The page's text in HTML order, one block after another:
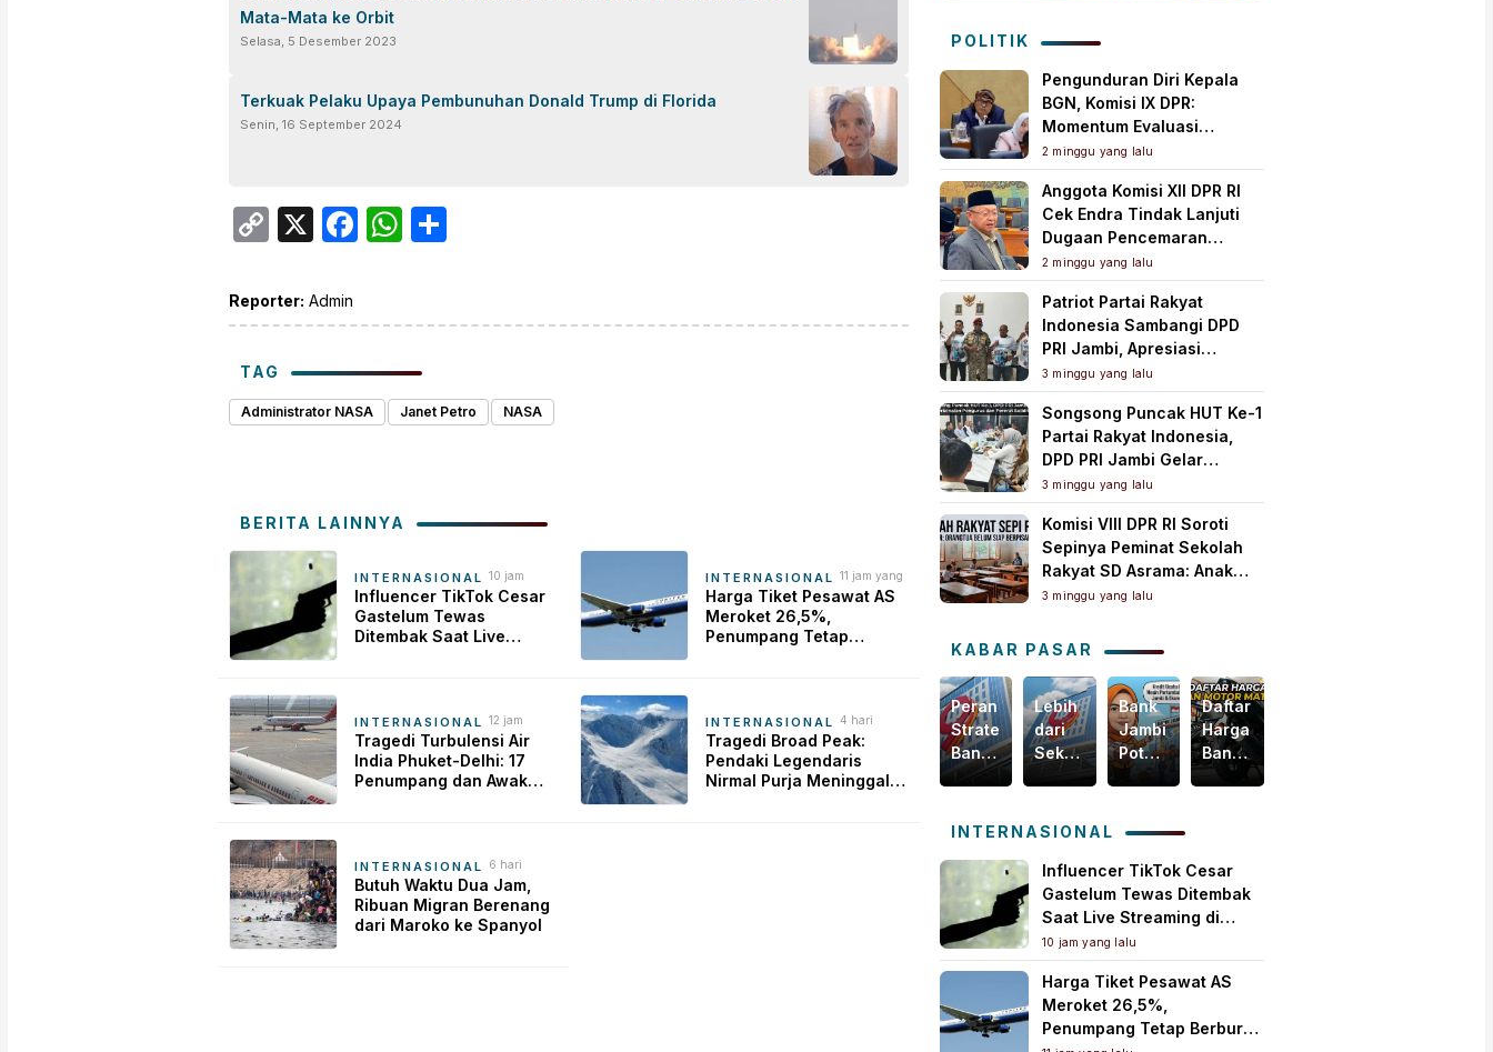
Mata-Mata ke Orbit
Selasa, 5 Desember 2023
Terkuak Pelaku Upaya Pembunuhan Donald Trump di Florida
Senin, 16 September 2024
Copy
X Facebook
WhatsApp
Reporter: Admin
TAG
Administrator NASA Janet Petro NASA
BERITA LAINNYA
INTERNASIONAL 10 jam
yang lalu
Influencer TikTok Cesar
Gastelum Tewas
Ditembak Saat Live
INTERNASIONAL 11 jam yang
lalu
Harga Tiket Pesawat AS
Meroket 26,5%,
Penumpang Tetap
INTERNASIONAL 12 jam
yang lalu
Tragedi Turbulensi Air
India Phuket-Delhi: 17
Penumpang dan Awak
INTERNASIONAL 4 hari
yang lalu
Tragedi Broad Peak:
Pendaki Legendaris
Nirmal Purja Meninggal
INTERNASIONAL
6 hari
yang lalu
Butuh Waktu Dua Jam,
Ribuan Migran Berenang
dari Maroko ke Spanyol
POLITIK
Pengunduran Diri Kepala
BGN, Komisi IX DPR:
Momentum Evaluasi
Menyeluruh Program MBG
2 minggu yang lalu
Anggota Komisi XII DPR RI
Cek Endra Tindak Lanjuti
Dugaan Pencemaran
Lingkungan PT Samudera
Mahkota Mas
2 minggu yang lalu
Patriot Partai Rakyat
Indonesia Sambangi DPD
PRI Jambi, Apresiasi
Kesiapan dan Dukung Asta
Cita Presiden
3 minggu yang lalu
Songsong Puncak HUT Ke-1
Partai Rakyat Indonesia,
DPD PRI Jambi Gelar
Perkenalan Pengurus dan
Pererat Soliditas
3 minggu yang lalu
Komisi VIII DPR RI Soroti
Sepinya Peminat Sekolah
Rakyat SD Asrama: Anak
Masih Butuh Dekat Orang
3 minggu yang lalu
KABAR PASAR
Peran
Strategis
Bank
Jambi
Mengakselerasi
Daerah
Lebih
dari
Sekadar
Bisnis,
Intip
Bank
Jambi
Menebar
Kebaikan
untuk
Masyarakat!
Bank
Jambi
Potensial
Garap
Mesin
Baru
Pertumbuhan
Ekonomi
Daerah
Daftar
Harga
Ban
Motor
Rp150
Ribuan!
INTERNASIONAL
Influencer TikTok Cesar
Gastelum Tewas Ditembak
Saat Live Streaming di
Meksiko, Polisi Selidiki
Motif Pembunuhan
10 jam yang lalu
Harga Tiket Pesawat AS
Meroket 26,5%,
Penumpang Tetap Berburu